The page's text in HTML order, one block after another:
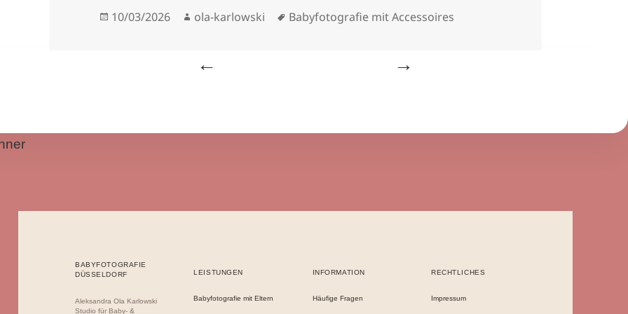
Veröffentlicht
10/03/2026 Autor
ola-karlowski Schlagwörter
Babyfotografie mit Accessoires
BABYFOTOGRAFIE
DÜSSELDORF
Aleksandra Ola Karlowski
Studio für Baby- &
LEISTUNGEN
Babyfotografie mit Eltern
INFORMATION
Häufige Fragen
RECHTLICHES
Impressum